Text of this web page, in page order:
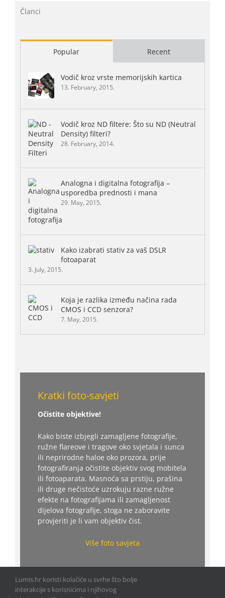
Članci
Popular Recent
Vodič kroz vrste memorijskih kartica
13. February, 2015.
Vodič kroz ND filtere: Što su ND (Neutral
Density) filteri?
28. February, 2014.
Analogna i digitalna fotografija –
usporedba prednosti i mana
29. May, 2015.
Kako izabrati stativ za vaš DSLR
fotoaparat
3. July, 2015.
Koja je razlika između načina rada
CMOS i CCD senzora?
7. May, 2015.
Kratki foto-savjeti
Očistite objektive!
Kako biste izbjegli zamagljene fotografije,
ružne flareove i tragove oko svjetala i sunca
ili neprirodne haloe oko prozora, prije
fotografiranja očistite objektiv svog mobitela
ili fotoaparata. Masnoća sa prstiju, prašina
ili druge nečistoće uzrokuju razne ružne
efekte na fotografijama ili zamagljenost
dijelova fotografije, stoga ne zaboravite
provjeriti je li vam objektiv čist.
Više foto savjeta
Lumis.hr koristi kolačiće u svrhe što bolje
interakcije s korisnicima i njihovog